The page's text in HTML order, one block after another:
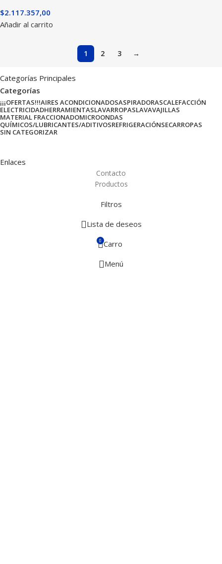
$2.117.357,00
Añadir al carrito
1 2 3 →
Categorías Principales
Categorías
¡¡¡OFERTAS!!!AIRES ACONDICIONADOSASPIRADORASCALEFACCIÓN
ELECTRICIDADHERRAMIENTASLAVARROPASLAVAVAJILLAS
MATERIAL FRACCIONADOMICROONDAS
QUÍMICOS/LUBRICANTES/ADITIVOSREFRIGERACIÓNSECARROPAS
SIN CATEGORIZAR
Enlaces
Contacto
Productos
Filtros
Lista de deseos
0 Carro
Menú